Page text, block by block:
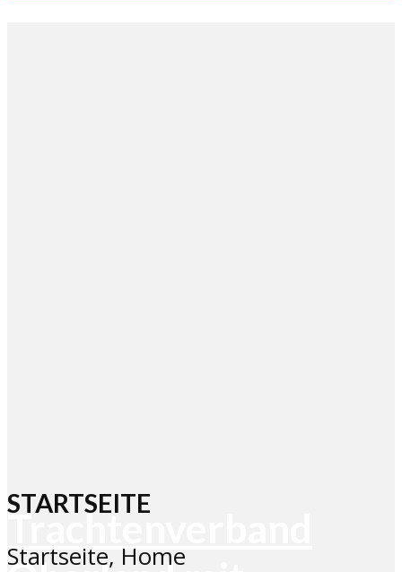
Trachtenverband
STARTSEITE
Startseite, Home